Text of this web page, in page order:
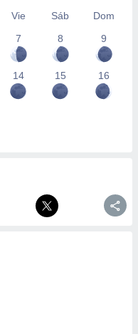
Vie Sáb
Dom
7
8 9
14 15 16